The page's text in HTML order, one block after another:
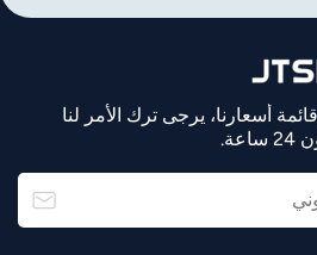
أسعارنا، يرجى ترك الأمر لنا